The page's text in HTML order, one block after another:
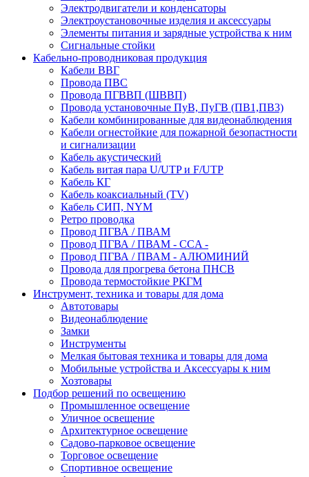
Электродвигатели и конденсаторы
Электроустановочные изделия и аксессуары
Элементы питания и зарядные устройства к ним
Сигнальные стойки
Кабельно-проводниковая продукция
Кабели ВВГ
Провода ПВС
Провода ПГВВП (ШВВП)
Провода установочные ПуВ, ПуГВ (ПВ1,ПВ3)
Кабели комбинированные для видеонаблюдения
Кабели огнестойкие для пожарной безопастности
и сигнализации
Кабель акустический
Кабель витая пара U/UTP и F/UTP
Кабель КГ
Кабель коаксиальный (TV)
Кабель СИП, NYM
Ретро проводка
Провод ПГВА / ПВАМ
Провод ПГВА / ПВАМ - CCA -
Провод ПГВА / ПВАМ - АЛЮМИНИЙ
Провода для прогрева бетона ПНСВ
Провода термостойкие РКГМ
Инструмент, техника и товары для дома
Автотовары
Видеонаблюдение
Замки
Инструменты
Мелкая бытовая техника и товары для дома
Мобильные устройства и Аксессуары к ним
Хозтовары
Подбор решений по освещению
Промышленное освещение
Уличное освещение
Архитектурное освещение
Садово-парковое освещение
Торговое освещение
Спортивное освещение